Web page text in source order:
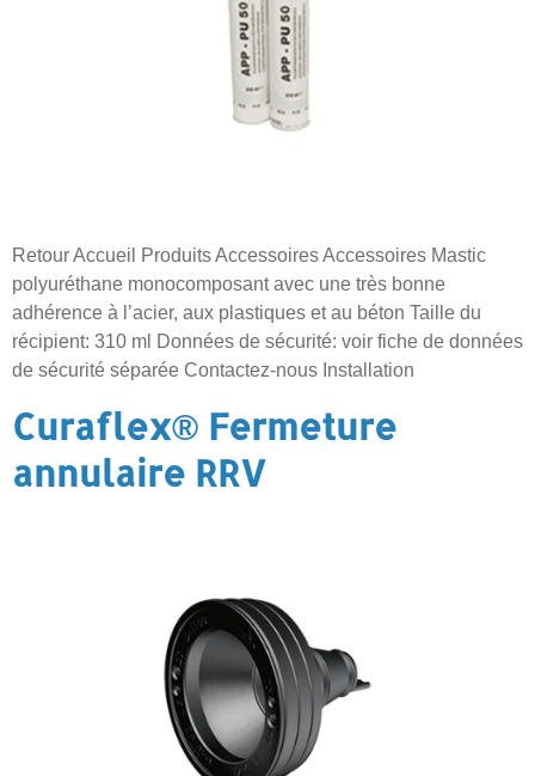
Retour Accueil Produits Accessoires Accessoires Mastic
polyuréthane monocomposant avec une très bonne
adhérence à l’acier, aux plastiques et au béton Taille du
récipient: 310 ml Données de sécurité: voir fiche de données
de sécurité séparée Contactez-nous Installation
Curaflex® Fermeture
annulaire RRV